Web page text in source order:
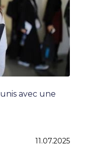
avec une
11.07.2025